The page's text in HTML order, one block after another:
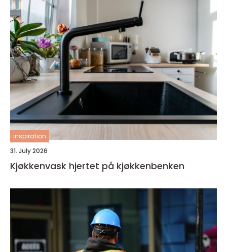
inspiration
31. July 2026
Kjøkkenvask hjertet på kjøkkenbenken